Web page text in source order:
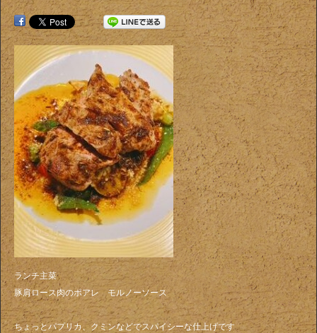
ランチ主菜
豚肩ロース肉のポアレ モルノーソース
ちょっとパプリカ、クミンなどでスパイシーな仕上げです